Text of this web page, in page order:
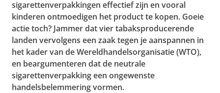
sigarettenverpakkingen effectief zijn en vooral
kinderen ontmoedigen het product te kopen. Goeie
actie toch? Jammer dat vier tabaksproducerende
landen vervolgens een zaak tegen je aanspannen in
het kader van de Wereldhandelsorganisatie (WTO),
en beargumenteren dat de neutrale
sigarettenverpakking een ongewenste
handelsbelemmering vormen.